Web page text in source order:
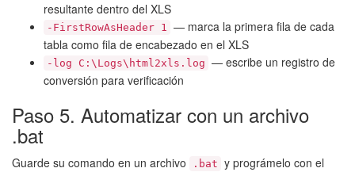
resultante dentro del XLS
-FirstRowAsHeader 1 — marca la primera fila de cada
tabla como fila de encabezado en el XLS
-log C:\Logs\html2xls.log — escribe un registro de
conversión para verificación
Paso 5. Automatizar con un archivo
.bat
Guarde su comando en un archivo .bat y prográmelo con el